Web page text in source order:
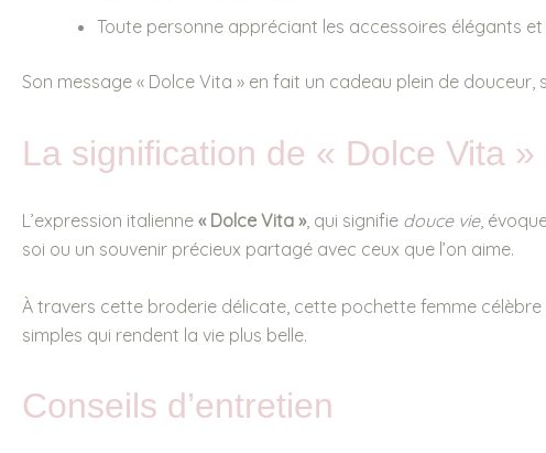
Toute personne appréciant les accessoires élégants
Son message « Dolce Vita » en fait un cadeau plein de
La signification de « Dolce Vita »
L’expression italienne « Dolce Vita », qui signifie douce vie,
soi ou un souvenir précieux partagé avec ceux que l’on aime.
À travers cette broderie délicate, cette pochette femme célèbre
simples qui rendent la vie plus belle.
Conseils d’entretien